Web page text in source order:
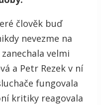
člověk buď
nevezme na
velmi
a Petr Rezek v ní
fungovala
kritiky reagovala